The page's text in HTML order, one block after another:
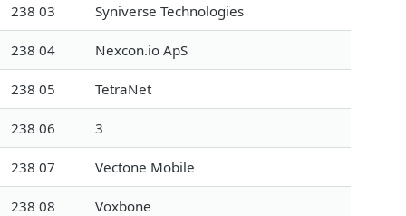
238 03 Syniverse Technologies
238 04 Nexcon.io ApS
238 05 TetraNet
238 06 3
238 07 Vectone Mobile
238 08 Voxbone